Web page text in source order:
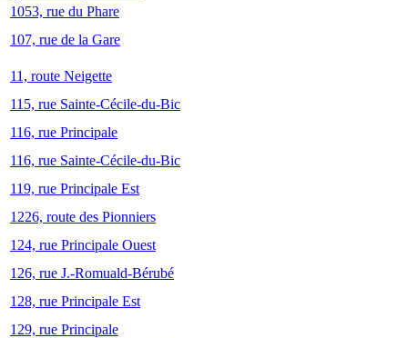
1053, rue du Phare
107, rue de la Gare
11, route Neigette
115, rue Sainte-Cécile-du-Bic
116, rue Principale
116, rue Sainte-Cécile-du-Bic
119, rue Principale Est
1226, route des Pionniers
124, rue Principale Ouest
126, rue J.-Romuald-Bérubé
128, rue Principale Est
129, rue Principale